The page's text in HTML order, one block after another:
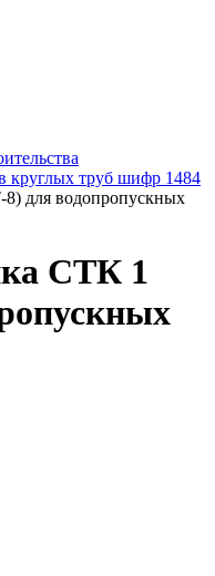
круглых труб шифр 1484
для водопропускных
СТК 1